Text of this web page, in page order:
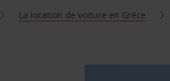
La location de voiture en Grèce